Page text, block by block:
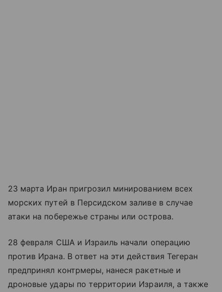
23 марта Иран пригрозил минированием всех
морских путей в Персидском заливе в случае
атаки на побережье страны или острова.
28 февраля США и Израиль начали операцию
против Ирана. В ответ на эти действия Тегеран
предпринял контрмеры, нанеся ракетные и
дроновые удары по территории Израиля, а также